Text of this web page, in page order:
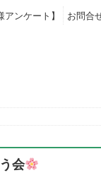
ンケート】 お問合
会